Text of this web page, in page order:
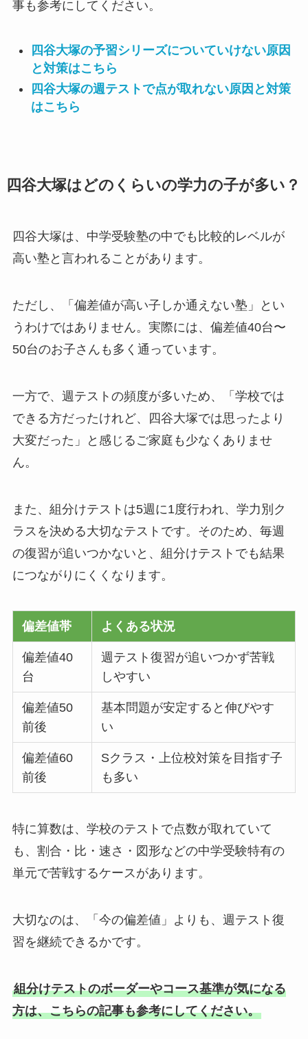
事も参考にしてください。
四谷大塚の予習シリーズについていけない原因
と対策はこちら
四谷大塚の週テストで点が取れない原因と対策
はこちら
四谷大塚はどのくらいの学力の子が多い？
四谷大塚は、中学受験塾の中でも比較的レベルが
高い塾と言われることがあります。
ただし、「偏差値が高い子しか通えない塾」とい
うわけではありません。実際には、偏差値40台〜
50台のお子さんも多く通っています。
一方で、週テストの頻度が多いため、「学校では
できる方だったけれど、四谷大塚では思ったより
大変だった」と感じるご家庭も少なくありませ
ん。
また、組分けテストは5週に1度行われ、学力別ク
ラスを決める大切なテストです。そのため、毎週
の復習が追いつかないと、組分けテストでも結果
につながりにくくなります。
偏差値帯 よくある状況
偏差値40
台
週テスト復習が追いつかず苦戦
しやすい
偏差値50
前後
基本問題が安定すると伸びやす
い
偏差値60
前後
Sクラス・上位校対策を目指す子
も多い
特に算数は、学校のテストで点数が取れていて
も、割合・比・速さ・図形などの中学受験特有の
単元で苦戦するケースがあります。
大切なのは、「今の偏差値」よりも、週テスト復
習を継続できるかです。
組分けテストのボーダーやコース基準が気になる
方は、こちらの記事も参考にしてください。